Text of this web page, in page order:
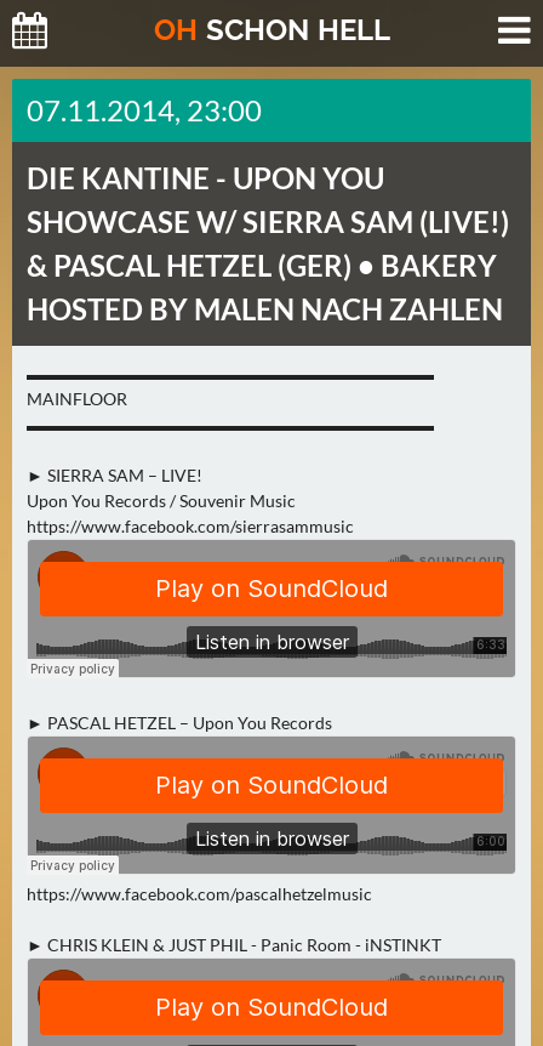
OH SCHON HELL
H
E
T
E
(
2
)
O
E
N
(
0
U
E
E
R
R
G
N
0
07.11.2014, 23:00
DIE KANTINE - UPON YOU
SHOWCASE W/ SIERRA SAM (LIVE!)
& PASCAL HETZEL (GER) • BAKERY
HOSTED BY MALEN NACH ZAHLEN
▬▬▬▬▬▬▬▬▬▬▬▬▬▬▬▬▬▬▬▬▬▬▬▬
MAINFLOOR
▬▬▬▬▬▬▬▬▬▬▬▬▬▬▬▬▬▬▬▬▬▬▬▬
► SIERRA SAM – LIVE!
Upon You Records / Souvenir Music
https://www.facebook.com/sierrasammusic
► PASCAL HETZEL – Upon You Records
https://www.facebook.com/pascalhetzelmusic
► CHRIS KLEIN & JUST PHIL - Panic Room - iNSTINKT